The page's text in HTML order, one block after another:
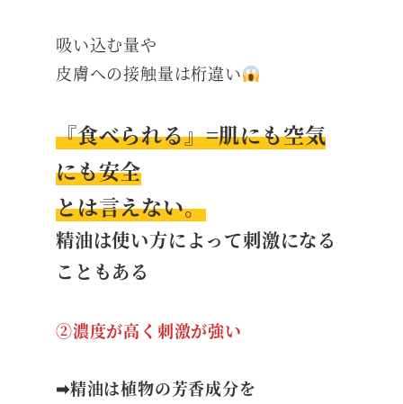
吸い込む量や
皮膚への接触量は桁違い
『食べられる』=肌にも空気
にも安全
とは言えない。
精油は使い方によって刺激になる
こともある
②濃度が高く刺激が強い
➡精油は植物の芳香成分を